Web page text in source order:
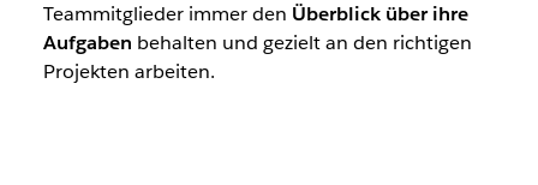
Teammitglieder immer den Überblick über ihre
Aufgaben behalten und gezielt an den richtigen
Projekten arbeiten.